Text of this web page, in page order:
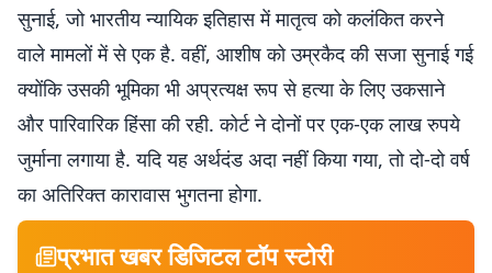
सुनाई, जो भारतीय न्यायिक इतिहास में मातृत्व को कलंकित करने
वाले मामलों में से एक है. वहीं, आशीष को उम्रकैद की सजा सुनाई गई
क्योंकि उसकी भूमिका भी अप्रत्यक्ष रूप से हत्या के लिए उकसाने
और पारिवारिक हिंसा की रही. कोर्ट ने दोनों पर एक-एक लाख रुपये
जुर्माना लगाया है. यदि यह अर्थदंड अदा नहीं किया गया, तो दो-दो वर्ष
का अतिरिक्त कारावास भुगतना होगा.
प्रभात खबर डिजिटल टॉप स्टोरी